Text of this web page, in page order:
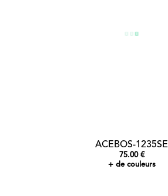
ACEBOS-1235SE
75.00 €
+ de couleurs